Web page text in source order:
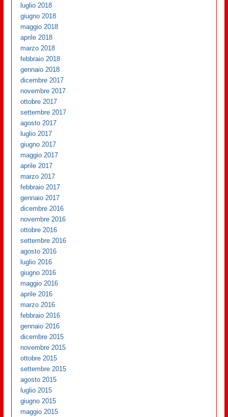
luglio 2018
giugno 2018
maggio 2018
aprile 2018
marzo 2018
febbraio 2018
gennaio 2018
dicembre 2017
novembre 2017
ottobre 2017
settembre 2017
agosto 2017
luglio 2017
giugno 2017
maggio 2017
aprile 2017
marzo 2017
febbraio 2017
gennaio 2017
dicembre 2016
novembre 2016
ottobre 2016
settembre 2016
agosto 2016
luglio 2016
giugno 2016
maggio 2016
aprile 2016
marzo 2016
febbraio 2016
gennaio 2016
dicembre 2015
novembre 2015
ottobre 2015
settembre 2015
agosto 2015
luglio 2015
giugno 2015
maggio 2015